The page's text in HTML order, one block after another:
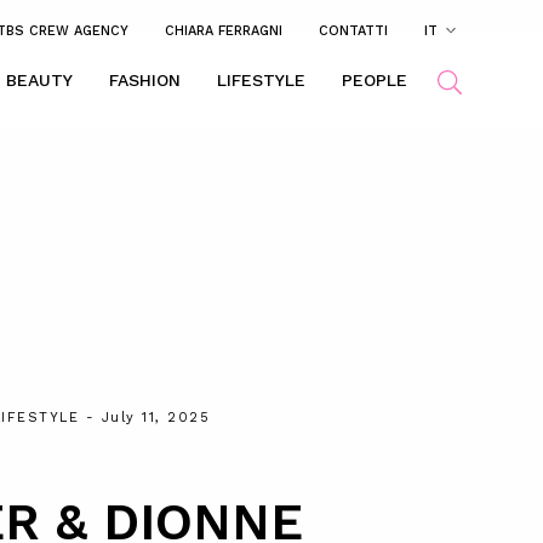
CREW AGENCY CHIARA FERRAGNI CONTATTI IT
BEAUTY FASHION LIFESTYLE PEOPLE
- July 11, 2025
& DIONNE